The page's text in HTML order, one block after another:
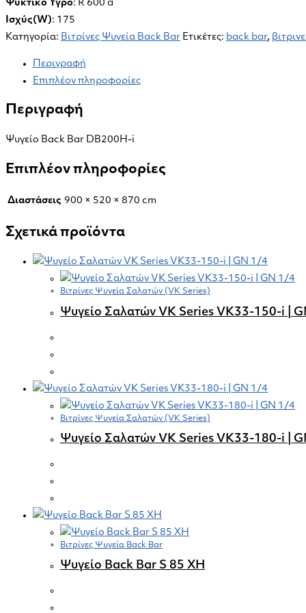
Ψυκτικό Υγρό: R 600 a
Ισχύς(W): 175
Κατηγορία: Βιτρίνες Ψυγεία Back Bar Ετικέτες: back bar,
Περιγραφή
Επιπλέον πληροφορίες
Περιγραφή
Ψυγείο Back Bar DB200H-i
Επιπλέον πληροφορίες
Διαστάσεις 900 × 520 × 870 cm
Σχετικά προϊόντα
Βιτρίνες Ψυγεία Σαλατών (VK Series)
Ψυγείο Σαλατών VK Series VK33-150-i |
Βιτρίνες Ψυγεία Σαλατών (VK Series)
Ψυγείο Σαλατών VK Series VK33-180-i |
Βιτρίνες Ψυγεία Back Bar
Ψυγείο Back Bar S 85 XH